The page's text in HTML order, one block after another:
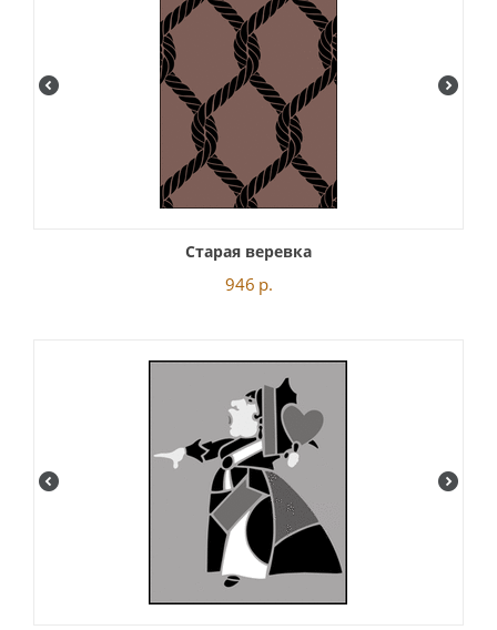
Старая веревка
946 р.